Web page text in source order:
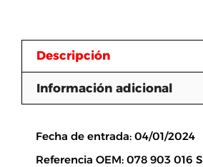
Descripción
Información adicional
Fecha de entrada: 04/01/2024
Referencia OEM: 078 903 016 S